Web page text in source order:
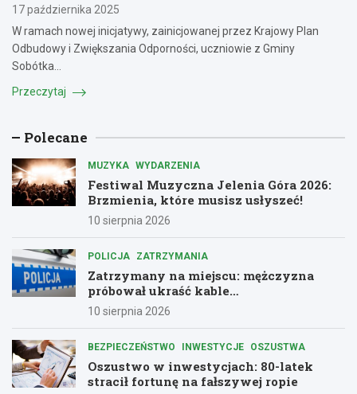
17 października 2025
W ramach nowej inicjatywy, zainicjowanej przez Krajowy Plan
Odbudowy i Zwiększania Odporności, uczniowie z Gminy
Sobótka…
Przeczytaj
Polecane
MUZYKA WYDARZENIA
Festiwal Muzyczna Jelenia Góra 2026:
Brzmienia, które musisz usłyszeć!
10 sierpnia 2026
POLICJA ZATRZYMANIA
Zatrzymany na miejscu: mężczyzna
próbował ukraść kable
telekomunikacyjne w Głuszycy
10 sierpnia 2026
BEZPIECZEŃSTWO INWESTYCJE OSZUSTWA
Oszustwo w inwestycjach: 80-latek
stracił fortunę na fałszywej ropie